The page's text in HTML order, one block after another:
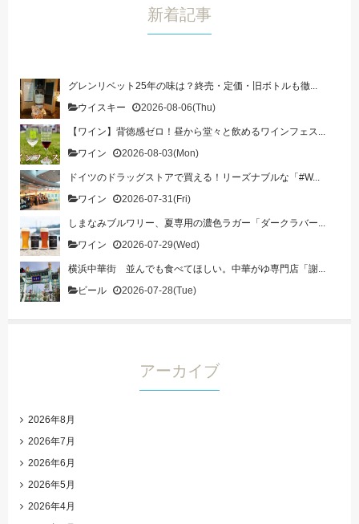
新着記事
グレンリベット25年の味は？終売・定価・旧ボトルも徹...
ウイスキー
2026-08-06(Thu)
【ワイン】背徳感ゼロ！昼から堂々と飲めるワインフェス...
ワイン
2026-08-03(Mon)
ドイツのドラッグストアで買える！リーズナブルな「#W...
ワイン
2026-07-31(Fri)
しまなみブルワリー、夏専用の濃色ラガー「ダークラバー...
ワイン
2026-07-29(Wed)
横浜中華街 並んでも食べてほしい。中華がゆ専門店「謝...
ビール
2026-07-28(Tue)
アーカイブ
2026年8月
2026年7月
2026年6月
2026年5月
2026年4月